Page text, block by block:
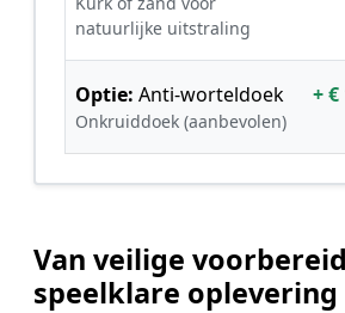
natuurlijke uitstraling
Optie: Anti-worteldoek
Onkruiddoek (aanbevolen)
+ €
Van veilige
speelklare oplevering